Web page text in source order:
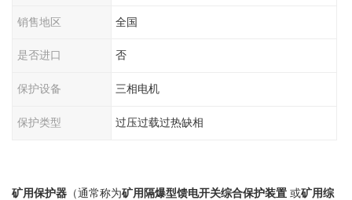
销售地区 全国
是否进口 否
保护设备 三相电机
保护类型 过压过载过热缺相
矿用保护器（通常称为矿用隔爆型馈电开关综合保护装置 或矿用综